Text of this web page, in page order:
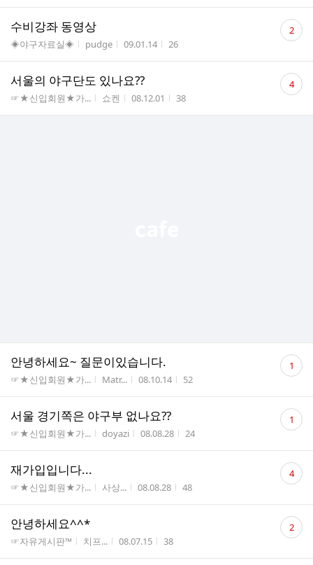
수비강좌 동영상
게시판명
◈야구자료실◈ 작성자
pudge 작성시간
09.01.14 조회수
26
댓
글 2
서울의 야구단도 있나요??
게시판명
☞★신입회원★가... 작성자
쇼켄 작성시간
08.12.01 조회수
38
댓
글 4
안녕하세요~ 질문이있습니다.
게시판명
☞★신입회원★가... 작성자
Matr... 작성시간
08.10.14 조회수
52
댓
글 1
서울 경기쪽은 야구부 없나요??
게시판명
☞★신입회원★가... 작성자
doyazi 작성시간
08.08.28 조회수
24
댓
글 1
재가입입니다...
게시판명
☞★신입회원★가... 작성자
사상... 작성시간
08.08.28 조회수
48
댓
글 4
안녕하세요^^*
게시판명
☞자유게시판™ 작성자
치프... 작성시간
08.07.15 조회수
38
댓
글 2